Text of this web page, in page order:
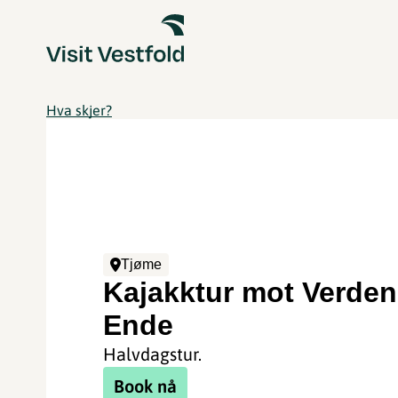
Hva skjer?
Tjøme
Kajakktur mot
Ende
Halvdagstur.
Book nå